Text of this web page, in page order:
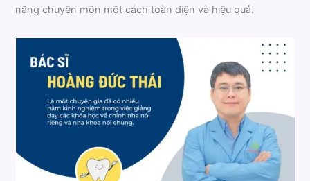
năng chuyên môn một cách toàn diện và hiệu quả.